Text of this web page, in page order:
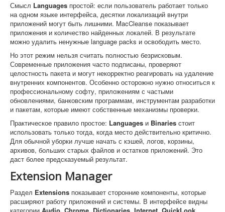
Смысл Languages простой: если пользователь работает только
на одном языке интерфейса, десятки локализаций внутри
приложений могут быть лишними. MacCleanse показывает
приложения и количество найденных локалей. В результате
можно удалить ненужные language packs и освободить место.
Но этот режим нельзя считать полностью безрисковым.
Современные приложения часто подписаны, проверяют
целостность пакета и могут некорректно реагировать на удаление
внутренних компонентов. Особенно осторожно нужно относиться к
профессиональному софту, приложениям с частыми
обновлениями, банковским программам, инструментам разработки
и пакетам, которые имеют собственные механизмы проверки.
Практическое правило простое: Languages и Binaries стоит
использовать только тогда, когда место действительно критично.
Для обычной уборки лучше начать с кэшей, логов, корзины,
архивов, больших старых файлов и остатков приложений. Это
даст более предсказуемый результат.
Extension Manager
Раздел Extensions показывает сторонние компоненты, которые
расширяют работу приложений и системы. В интерфейсе видны